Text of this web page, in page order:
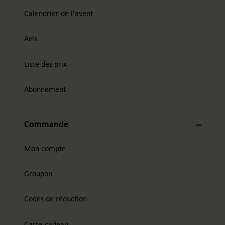
Calendrier de l'avent
Avis
Liste des prix
Abonnement
Commande
Mon compte
Groupon
Codes de réduction